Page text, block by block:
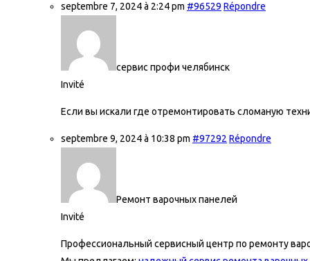
septembre 7, 2024 à 2:24 pm #96529 Répondre
сервис профи челябинск
Invité
Если вы искали где отремонтировать сломаную
septembre 9, 2024 à 10:38 pm #97292 Répondre
Ремонт варочных панелей
Invité
Профессиональный сервисный центр по ремонту